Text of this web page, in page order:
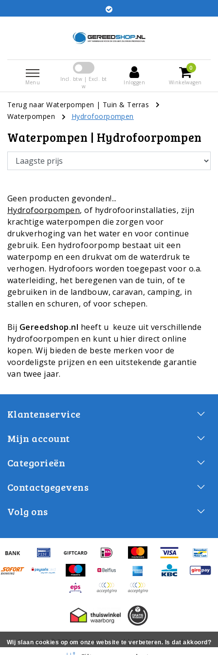
Menu
Incl. btw | Excl. bt
w
Inloggen
0
Winkelwagen
Terug naar Waterpompen | Tuin & Terras
Waterpompen
Hydrofoorpompen
Waterpompen | Hydrofoorpompen
Geen producten gevonden!...
Hydrofoorpompen, of hydrofoorinstallaties, zijn
krachtige waterpompen die zorgen voor
drukverhoging van het water en voor continue
gebruik. Een hydrofoorpomp bestaat uit een
waterpomp en een drukvat om de waterdruk te
verhogen. Hydrofoors worden toegepast voor o.a.
waterleiding, het beregenen van de tuin, of te
gebruiken in de landbouw, caravan, camping, in
stallen en schuren, of voor schepen.
Bij Gereedshop.nl heeft u keuze uit verschillende
hydrofoorpompen en kunt u hier direct online
kopen. Wij bieden de beste merken voor de
voordeligste prijzen en een uitstekende garantie
van twee jaar.
Klantenservice
Mijn account
Categorieën
Contactgegevens
Volg ons
Copyright © 2026 - Gereedshop.nl | GRATIS verzending in
Nederland! - All rights reserved - Realization
Wij slaan cookies op om onze website te verbeteren. Is dat akkoord?